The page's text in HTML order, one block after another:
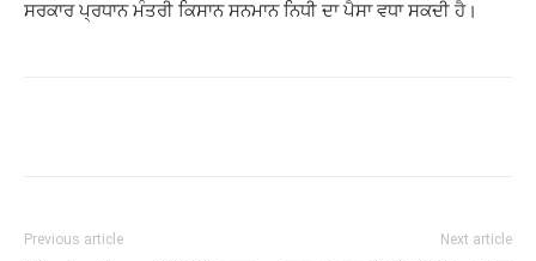
ਸਰਕਾਰ ਪ੍ਰਧਾਨ ਮੰਤਰੀ ਕਿਸਾਨ ਸਨਮਾਨ ਨਿਧੀ ਦਾ ਪੈਸਾ ਵਧਾ ਸਕਦੀ ਹੈ।
Previous article Next article